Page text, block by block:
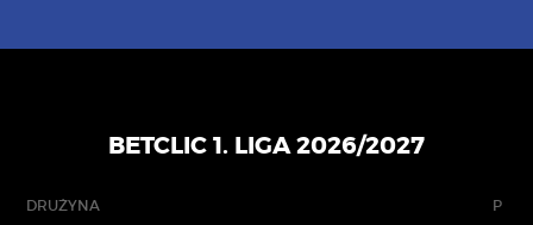
BETCLIC 1. LIGA 2026/2027
DRUŻYNA P